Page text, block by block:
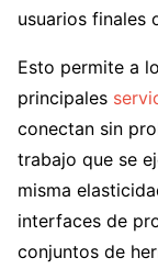
usuarios finales
Esto permite a
principales
conectan sin
trabajo que se
misma
interfaces de
conjuntos de